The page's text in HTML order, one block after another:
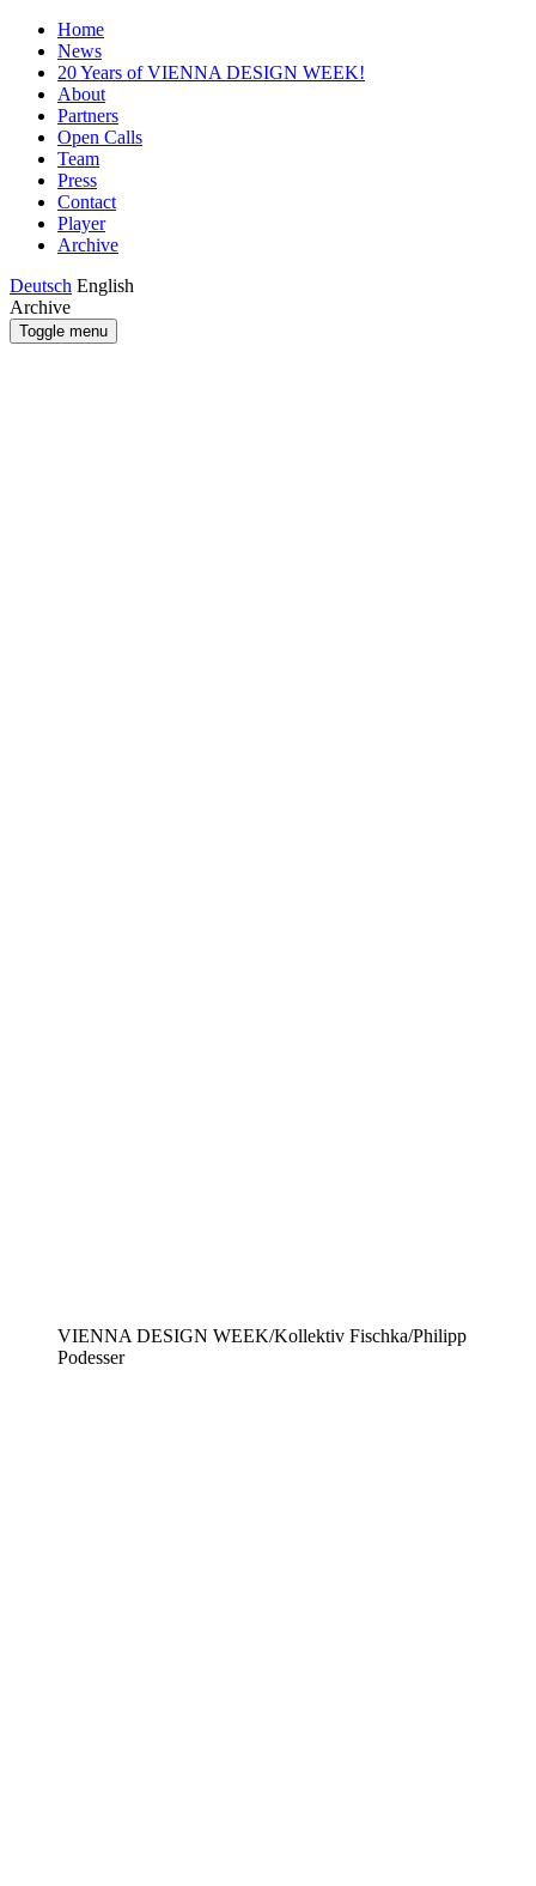
Home
News
20 Years of VIENNA DESIGN WEEK!
About
Partners
Open Calls
Team
Press
Contact
Player
Archive
Deutsch English
Archive
Toggle menu
VIENNA DESIGN WEEK/Kollektiv Fischka/Philipp
Podesser